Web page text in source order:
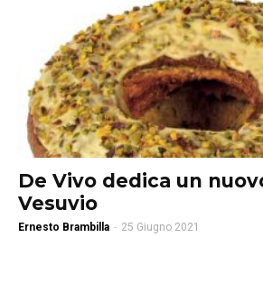
De Vivo dedica un
Vesuvio
Ernesto Brambilla - 25 Giugno 2021